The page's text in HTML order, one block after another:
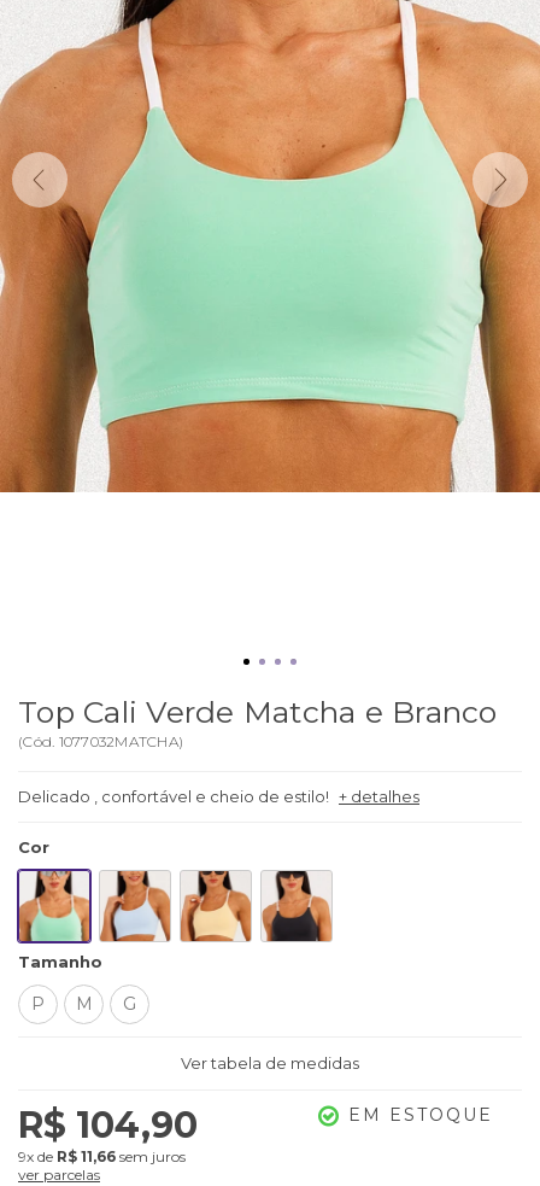
Top Cali Verde Matcha e Branco
(Cód. 1077032MATCHA)
Delicado , confortável e cheio de estilo! + detalhes
Cor
Tamanho
P M G
Ver tabela de medidas
R$ 104,90
9x de R$ 11,66 sem juros
ver parcelas
EM ESTOQUE